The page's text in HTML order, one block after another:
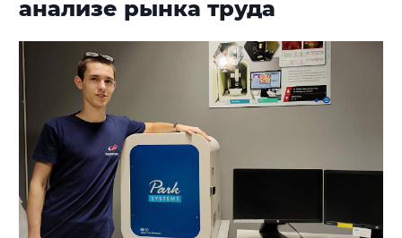
анализе рынка труда